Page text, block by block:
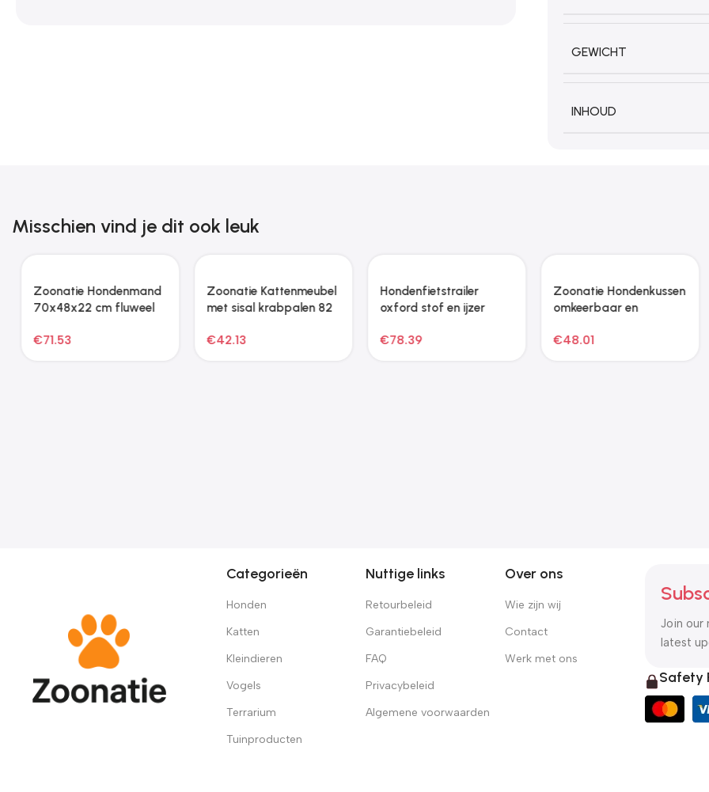
GEWICHT
INHOUD
Misschien vind je dit ook leuk
Zoonatie Hondenmand
70x48x22 cm fluweel
€71.53
Zoonatie Kattenmeubel
met sisal krabpalen 82
€42.13
Hondenfietstrailer
oxford stof en ijzer
€78.39
Zoonatie Hondenkussen
omkeerbaar en
cm grijs en zwart
€48.01
Categorieën
Honden
Katten
Kleindieren
Vogels
Terrarium
Tuinproducten
Nuttige links
Retourbeleid
Garantiebeleid
FAQ
Privacybeleid
Algemene voorwaarden
Over ons
Wie zijn wij
Contact
Werk met ons
Join our
latest
Safety